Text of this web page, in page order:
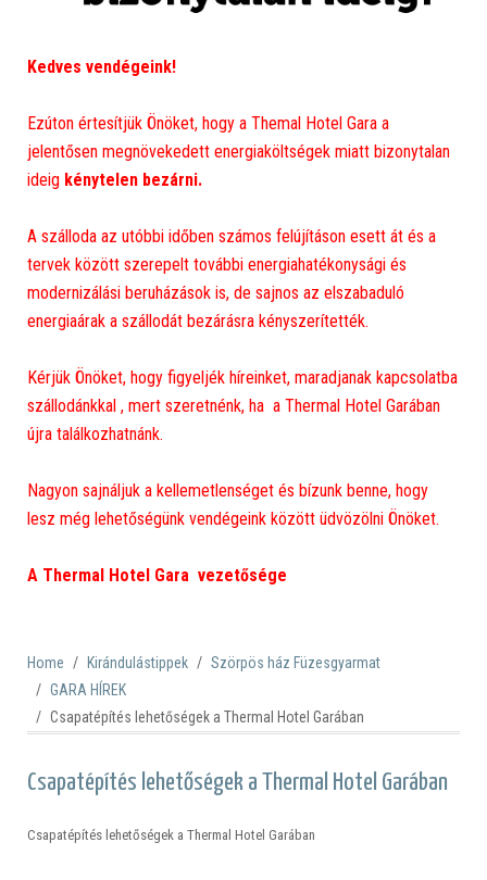
Kedves vendégeink!
Ezúton értesítjük Önöket, hogy a Themal Hotel Gara a
jelentősen megnövekedett energiaköltségek miatt bizonytalan
ideig kénytelen bezárni.
A szálloda az utóbbi időben számos felújításon esett át és a
tervek között szerepelt további energiahatékonysági és
modernizálási beruházások is, de sajnos az elszabaduló
energiaárak a szállodát bezárásra kényszerítették.
Kérjük Önöket, hogy figyeljék híreinket, maradjanak kapcsolatba
szállodánkkal , mert szeretnénk, ha a Thermal Hotel Garában
újra találkozhatnánk.
Nagyon sajnáljuk a kellemetlenséget és bízunk benne, hogy
lesz még lehetőségünk vendégeink között üdvözölni Önöket.
A Thermal Hotel Gara vezetősége
Home Kirándulástippek
Szörpös ház Füzesgyarmat
GARA HÍREK
Csapatépítés lehetőségek a Thermal Hotel Garában
Csapatépítés lehetőségek a Thermal Hotel Garában
Csapatépítés lehetőségek a Thermal Hotel Garában